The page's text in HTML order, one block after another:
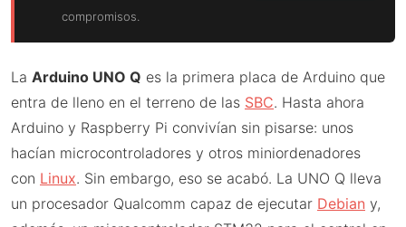
compromisos.
La Arduino UNO Q es la primera placa de Arduino que
entra de lleno en el terreno de las SBC. Hasta ahora
Arduino y Raspberry Pi convivían sin pisarse: unos
hacían microcontroladores y otros miniordenadores
con Linux. Sin embargo, eso se acabó. La UNO Q lleva
un procesador Qualcomm capaz de ejecutar Debian y,